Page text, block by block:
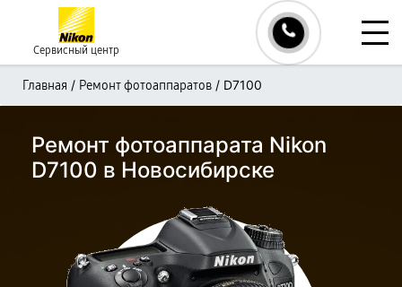
Сервисный центр
Главная / Ремонт фотоаппаратов / D7100
Ремонт фотоаппарата Nikon
D7100 в Новосибирске